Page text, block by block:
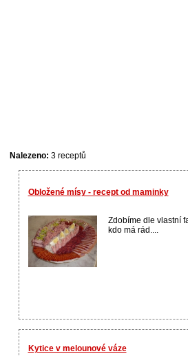
Nalezeno: 3 receptů
Obložené mísy - recept od maminky
Zdobíme dle vlastní
kdo má rád....
Kytice v melounové váze